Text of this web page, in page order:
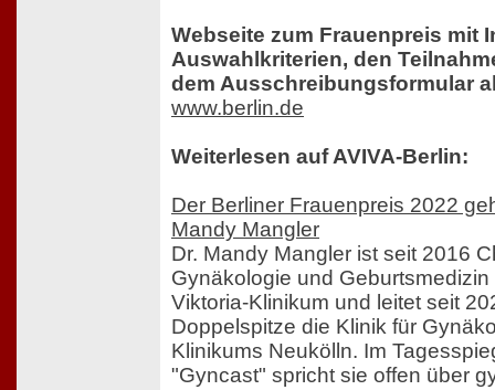
Webseite zum Frauenpreis mit
Auswahlkriterien, den
dem Ausschreibungsformular
www.berlin.de
Weiterlesen auf AVIVA-Berlin:
Der Berliner Frauenpreis 2022
Mandy Mangler
Dr. Mandy Mangler ist seit 2016
Gynäkologie und
Viktoria-Klinikum und leitet seit
Doppelspitze die Klinik für
Klinikums Neukölln. Im
"Gyncast" spricht sie offen über